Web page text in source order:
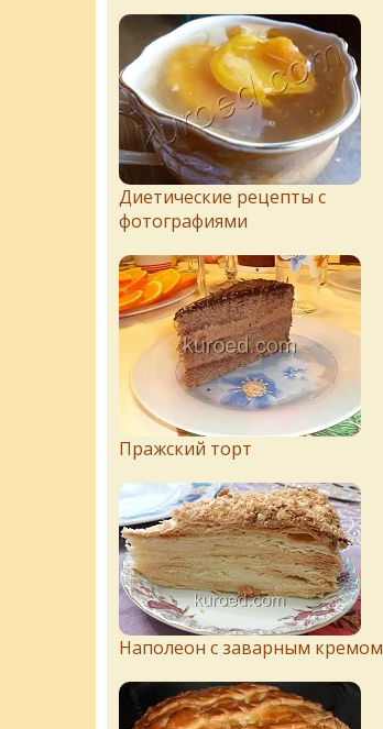
Диетические рецепты с
фотографиями
Пражский торт
Наполеон с заварным кремом